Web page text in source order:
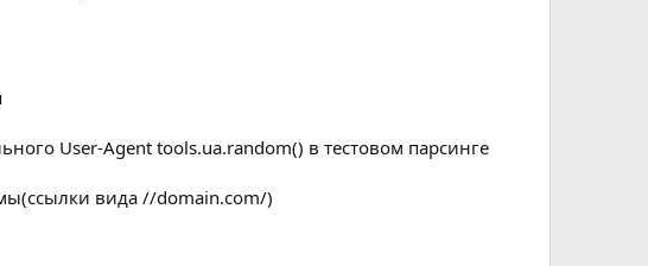
User-Agent tools.ua.random() в тестовом парсинге
вида //domain.com/)